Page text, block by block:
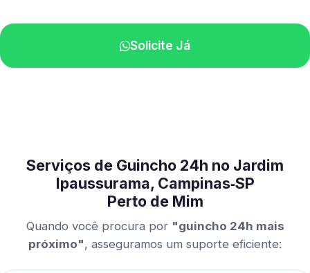
Solicite Já
Serviços de Guincho 24h no Jardim
Ipaussurama, Campinas‑SP
Perto de Mim
Quando você procura por "guincho 24h mais
próximo", asseguramos um suporte eficiente: